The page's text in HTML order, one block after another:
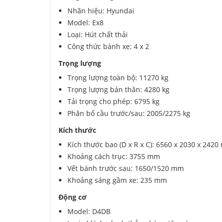
Nhãn hiệu: Hyundai
Model: Ex8
Loại: Hút chất thải
Công thức bánh xe: 4 x 2
Trọng lượng
Trọng lượng toàn bộ: 11270 kg
Trọng lượng bản thân: 4280 kg
Tải trọng cho phép: 6795 kg
Phân bố cầu trước/sau: 2005/2275 kg
Kích thước
Kích thước bao (D x R x C): 6560 x 2030 x 2420
Khoảng cách trục: 3755 mm
Vết bánh trước sau: 1650/1520 mm
Khoảng sáng gầm xe: 235 mm
Động cơ
Model: D4DB